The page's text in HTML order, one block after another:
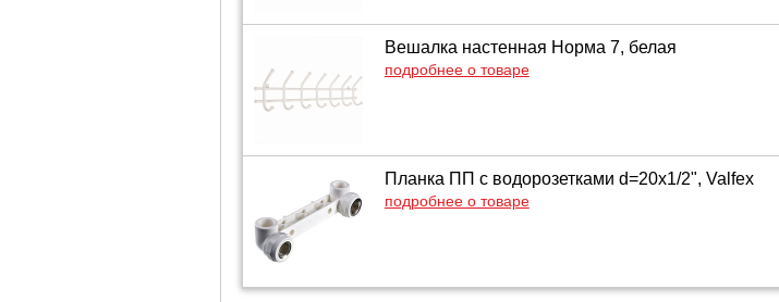
Вешалка настенная Норма 7, белая
подробнее о товаре
Планка ПП с водорозетками d=20х1/2", Valfex
подробнее о товаре